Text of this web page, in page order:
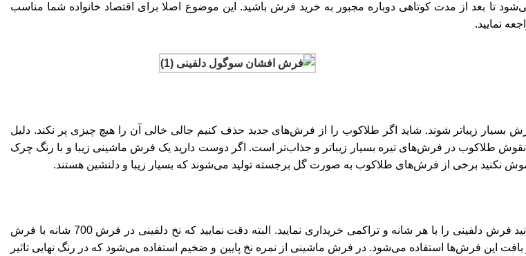
تا بعد از مدت کوتاهی دوباره مجبور به خرید فرش باشید. این موضوع اصلا برای اقتصاد خانواده شما مناسب
نمایید.
زیباتر شوند. شاید اگر طلاکوب را از فرش‌های جدید حذف کنیم جالی خالی آن را هیچ چیزی پر نکند. دلیل
طلاکوب در فرش‌های تیره بسیار زیباتر و جذاب‌تر است. اگر دوست دارید یک فرش ماشینی زیبا و با رنگ چرک
نکنید برخی از فرش‌های طلاکوب به صورت گل برجسته تولید می‌شوند که بسیار زیبا و دلنشین هستند.
1200 شانه دلفینی یکی از فرش‌های جدید در این روزها است. در حال حاضر شما می‌توانید فرش دلفینی را با هر شانه و تراکمی خریداری نمایید. البته دقت نمایید که نخ دلفینی در فرش 700 شانه با فرش
بافت این فرش‌ها استفاده می‌شود. در فرش ماشینی از نمره نخ پایین و ضخیم استفاده می‌شود که در رنگ نهایی تاثیر